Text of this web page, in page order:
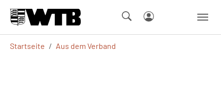
Startseite Aus dem Verband